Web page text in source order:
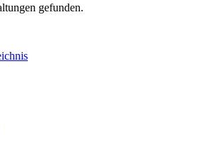
gefunden.